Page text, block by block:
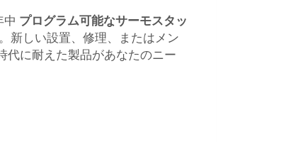
中 プログラム可能なサーモスタッ
新しい設置、修理、またはメン
代に耐えた製品があなたのニー